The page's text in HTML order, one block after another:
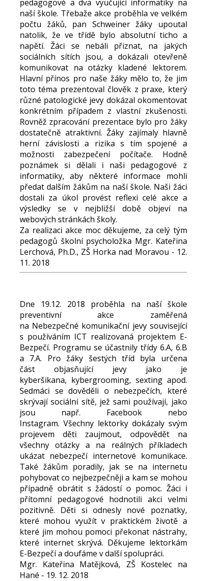
pedagogové a dva vyučující informatiky na
naší škole. Třebaže akce proběhla ve velkém
počtu žáků, pan Schweiner žáky upoutal
natolik, že ve třídě bylo absolutní ticho a
napětí. Žáci se nebáli přiznat, na jakých
sociálních sítích jsou, a dokázali otevřeně
komunikovat na otázky kladené lektorem.
Hlavní přínos pro naše žáky mělo to, že jim
toto téma prezentoval člověk z praxe, který
různé patologické jevy dokázal okomentovat
konkrétním případem z vlastní zkušenosti.
Rovněž zpracování prezentace bylo pro žáky
dostatečně atraktivní. Žáky zajímaly hlavně
herní závislosti a rizika s tím spojené a
možnosti zabezpečení počítače. Hodně
poznámek si dělali i naši pedagogové z
informatiky, aby některé informace mohli
předat dalším žákům na naší škole. Naši žáci
dostali za úkol provést reflexi celé akce a
výsledky se v nejbližší době objeví na
webových stránkách školy.
Za realizaci akce moc děkujeme, za celý tým
pedagogů školní psycholožka Mgr. Kateřina
Lerchová, Ph.D., ZŠ Horka nad Moravou - 12.
11. 2018
Dne 19.12. 2018 proběhla na naší škole
preventivní akce zaměřená
na Nebezpečné komunikační jevy související
s používáním ICT realizovaná projektem E-
Bezpečí. Programu se účastnily třídy 6.A, 6.B
a 7.A. Pro žáky šestých tříd byla určena
část objasňující jevy jako je
kyberšikana, kybergrooming, sexting apod.
Sedmáci se dověděli o nebezpečích, které
skrývají sociální sítě, jež sami používají, jako
jsou např. Facebook nebo
Instagram. Všechny lektorky dokázaly svým
projevem děti zaujmout, odpovědět na
všechny otázky a na reálných příkladech
ukázat nebezpečí internetové komunikace.
Také žákům poradily, jak se na internetu
pohybovat co nejbezpečněji a kam se mohou
případně obrátit s žádostí o pomoc. Žáci i
přítomní pedagogové hodnotili akci velmi
pozitivně. Děti si odnesly nové poznatky,
které mohou využít v praktickém životě a
které jim mohou pomoci překonat nástrahy,
které internet skrývá. Děkujeme lektorkám
E-Bezpečí a doufáme v další spolupráci.
Mgr. Kateřina Matějková, ZŠ Kostelec na
Hané - 19. 12. 2018